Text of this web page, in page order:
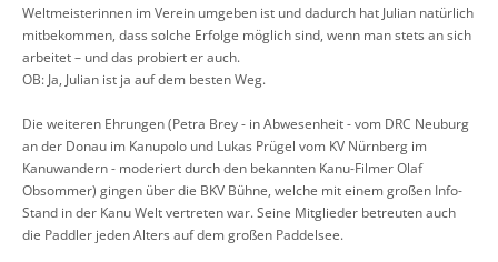
Weltmeisterinnen im Verein umgeben ist und dadurch hat Julian natürlich
mitbekommen, dass solche Erfolge möglich sind, wenn man stets an sich
arbeitet – und das probiert er auch.
OB: Ja, Julian ist ja auf dem besten Weg.
Die weiteren Ehrungen (Petra Brey - in Abwesenheit - vom DRC Neuburg
an der Donau im Kanupolo und Lukas Prügel vom KV Nürnberg im
Kanuwandern - moderiert durch den bekannten Kanu-Filmer Olaf
Obsommer) gingen über die BKV Bühne, welche mit einem großen Info-
Stand in der Kanu Welt vertreten war. Seine Mitglieder betreuten auch
die Paddler jeden Alters auf dem großen Paddelsee.